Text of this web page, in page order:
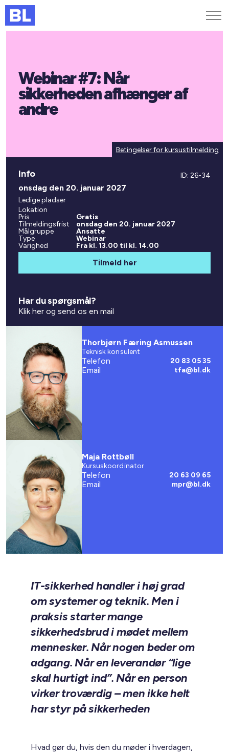
Find medarbejder
Kurser og arrangementer
Jobportalen
MitBL
Webinar #7: Når
sikkerheden afhænger af
andre
IT-sikkerhed handler i høj grad
om systemer og teknik. Men i
praksis starter mange
sikkerhedsbrud i mødet mellem
mennesker. Når nogen beder om
adgang. Når en leverandør “lige
skal hurtigt ind”. Når en person
virker troværdig – men ikke helt
har styr på sikkerheden
Hvad gør du, hvis den du møder i hverdagen,
Betingelser for kursustilmelding
Info ID: 26-34
onsdag den 20. januar 2027
Ledige pladser
Lokation
Pris
Gratis
Tilmeldingsfrist
onsdag den 20. januar 2027
Målgruppe
Ansatte
Type
Webinar
Varighed
Fra kl. 13.00 til kl. 14.00
Tilmeld her
Har du spørgsmål?
Klik her og send os en mail
Thorbjørn Færing Asmussen
Teknisk konsulent
Telefon 20 83 05 35
Email tfa@bl.dk
Maja Rottbøll
Kursuskoordinator
Telefon 20 63 09 65
Email mpr@bl.dk